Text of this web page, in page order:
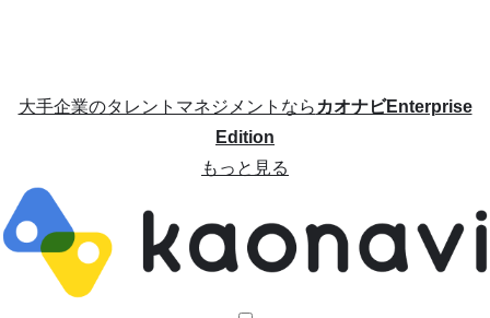
大手企業のタレントマネジメントならカオナビEnterprise
Edition
もっと見る